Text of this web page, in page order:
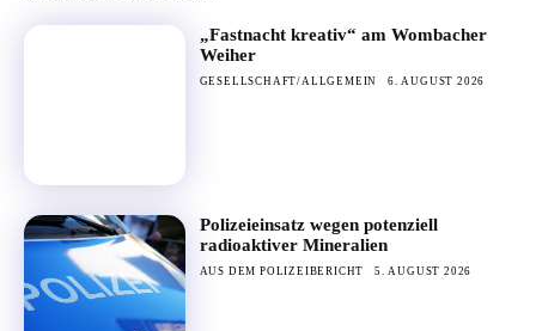
„Fastnacht kreativ“ am Wombacher
Weiher
GESELLSCHAFT/ALLGEMEIN 6. AUGUST 2026
Polizeieinsatz wegen potenziell
radioaktiver Mineralien
AUS DEM POLIZEIBERICHT 5. AUGUST 2026